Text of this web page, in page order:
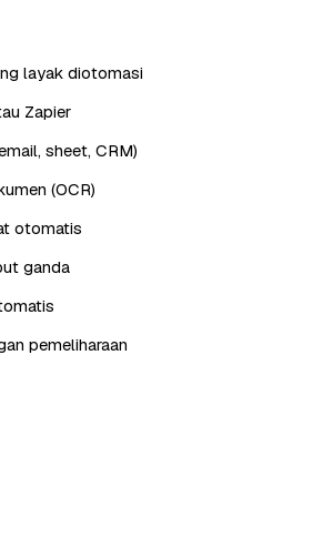
layak diotomasi
Zapier
sheet, CRM)
(OCR)
otomatis
ganda
pemeliharaan